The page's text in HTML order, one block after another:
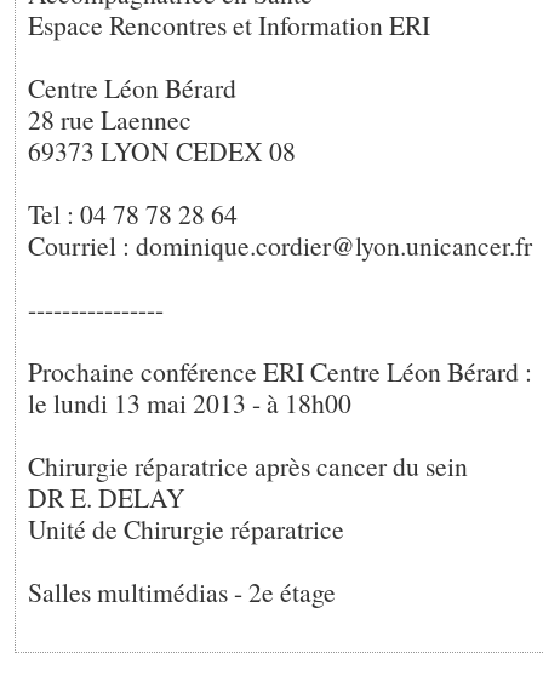
Espace Rencontres et Information ERI
Centre Léon Bérard
28 rue Laennec
69373 LYON CEDEX 08
Tel : 04 78 78 28 64
Courriel : dominique.cordier@lyon.unicancer.fr
----------------
Prochaine conférence ERI Centre Léon Bérard :
le lundi 13 mai 2013 - à 18h00
Chirurgie réparatrice après cancer du sein
DR E. DELAY
Unité de Chirurgie réparatrice
Salles multimédias - 2e étage